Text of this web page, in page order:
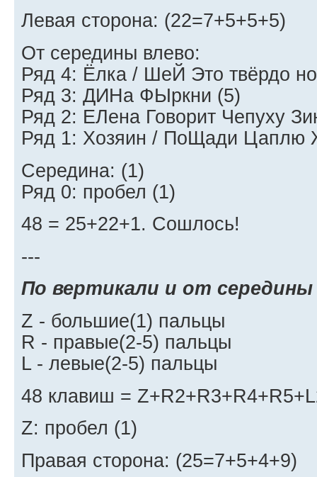
Левая сторона: (22=7+5+5+5)
От середины влево:
Ряд 4: Ёлка / ШеЙ Это твёрдо
Ряд 3: ДИНа ФЫркни (5)
Ряд 2: ЕЛена Говорит Чепуху
Ряд 1: Хозяин / ПоЩади Цаплю
Середина: (1)
Ряд 0: пробел (1)
48 = 25+22+1. Сошлось!
---
По вертикали и от середины
Z - большие(1) пальцы
R - правые(2-5) пальцы
L - левые(2-5) пальцы
48 клавиш =
Z: пробел (1)
Правая сторона: (25=7+5+4+9)